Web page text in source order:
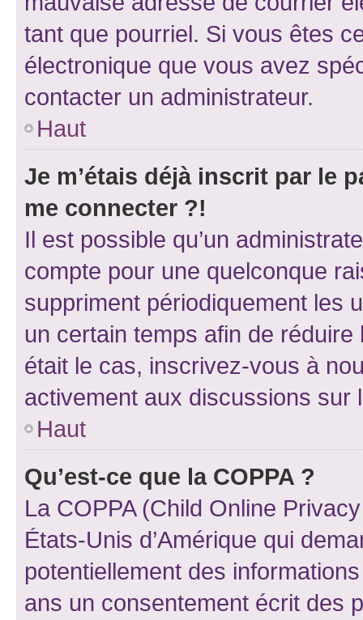
tant que pourriel. Si vous êtes
électronique que vous avez
contacter un administrateur.
Haut
Je m’étais déjà inscrit par le
me connecter ?!
Il est possible qu’un
compte pour une quelconque
suppriment périodiquement les
un certain temps afin de
était le cas, inscrivez-vous à
activement aux discussions sur
Haut
Qu’est-ce que la COPPA ?
La COPPA (Child Online
États-Unis d’Amérique qui
potentiellement des
ans un consentement écrit des